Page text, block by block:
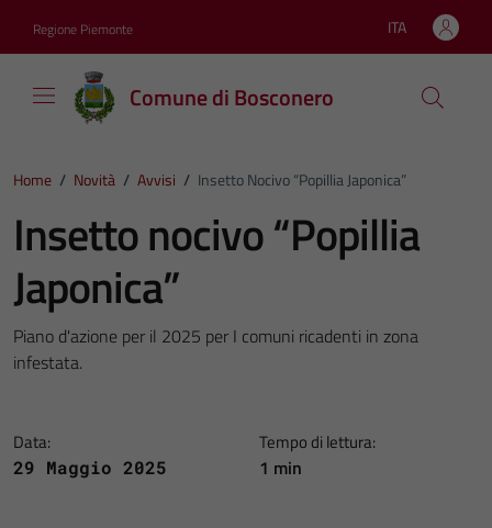
Regione Piemonte Lingua attiva:
ITA
Comune di Bosconero
Home / Novità / Avvisi / Insetto Nocivo “Popillia Japonica”
Insetto nocivo “Popillia
Japonica”
Piano d'azione per il 2025 per I comuni ricadenti in zona
infestata.
Data:
29 Maggio 2025
Tempo di lettura:
1 min